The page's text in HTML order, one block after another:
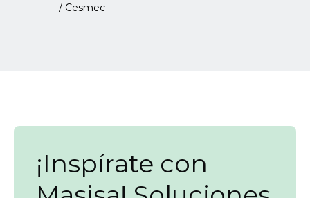
/ Cesmec
¡Inspírate con